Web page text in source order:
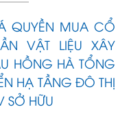
QUYỀN MUA CỔ
VẬT LIỆU XÂY
HỒNG HÀ TỔNG
HẠ TẦNG ĐÔ THỊ
SỞ HỮU